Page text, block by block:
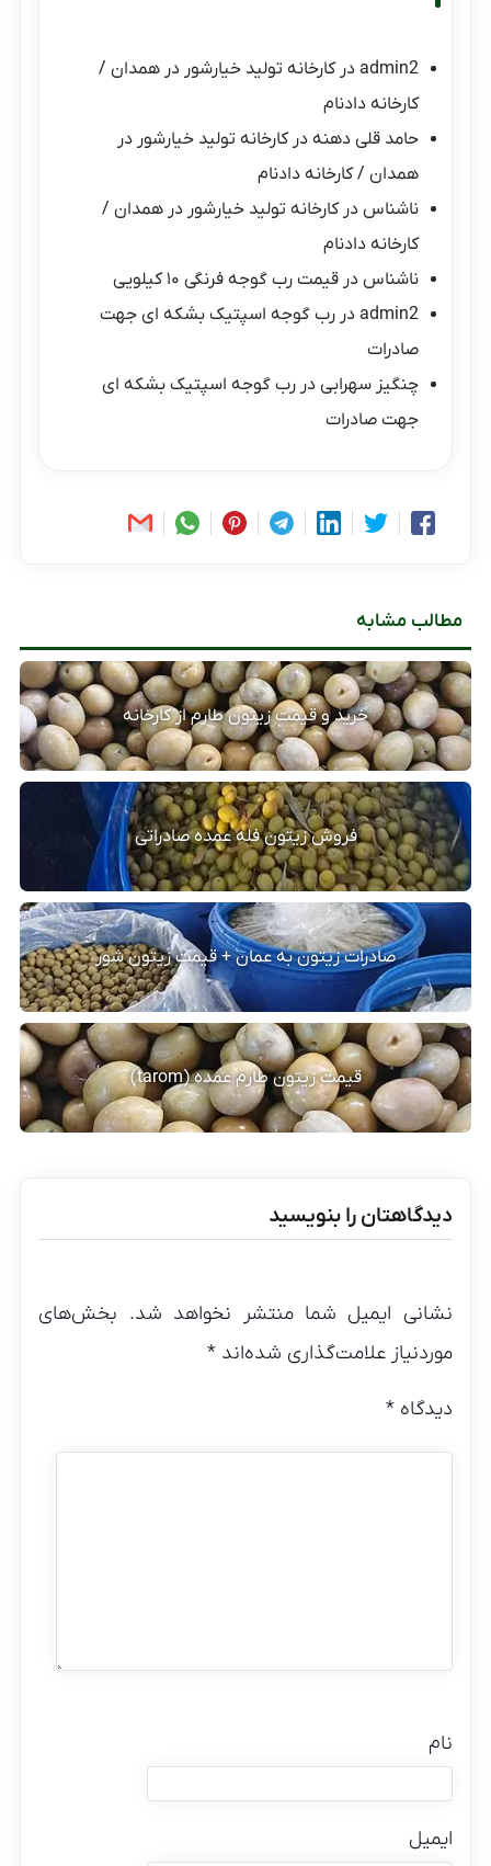
admin2 درکارخانه تولید خیارشور در همدان /
کارخانه دادنام
حامد قلی دهنه درکارخانه تولید خیارشور در
همدان / کارخانه دادنام
ناشناس درکارخانه تولید خیارشور در همدان /
کارخانه دادنام
ناشناس درقیمت رب گوجه فرنگی ۱۰ کیلویی
admin2 دررب گوجه اسپتیک بشکه ای جهت
صادرات
چنگیز سهرابی دررب گوجه اسپتیک بشکه ای
جهت صادرات
مطالب مشابه
خرید و قیمت زیتون طارم از کارخانه
فروش زیتون فله عمده صادراتی
صادرات زیتون به عمان + قیمت زیتون شور
قیمت زیتون طارم عمده (tarom)
دیدگاهتان را بنویسید
نشانی ایمیل شما منتشر نخواهد شد. بخش‌های
موردنیاز علامت‌گذاری شده‌اند*
دیدگاه*
نام
ایمیل